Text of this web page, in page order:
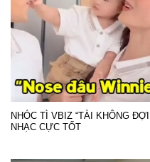
NHÓC TÌ VBIZ “TÀI KHÔNG
NHẠC CỰC TỐT